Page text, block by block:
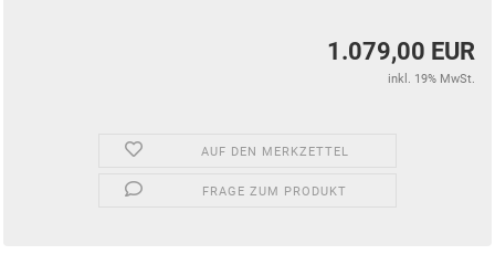
1.079,00 EUR
inkl. 19% MwSt.
AUF DEN MERKZETTEL
FRAGE ZUM PRODUKT